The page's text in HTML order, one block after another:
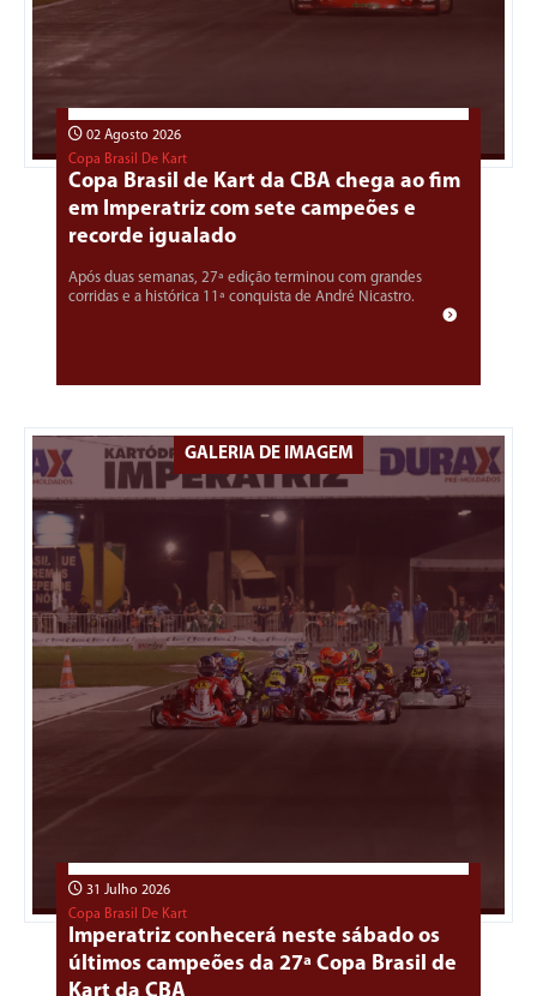
02 Agosto 2026
Copa Brasil De Kart
Copa Brasil de Kart da CBA chega ao fim
em Imperatriz com sete campeões e
recorde igualado
Após duas semanas, 27ª edição terminou com grandes
corridas e a histórica 11ª conquista de André Nicastro.
GALERIA DE IMAGEM
31 Julho 2026
Copa Brasil De Kart
Imperatriz conhecerá neste sábado os
últimos campeões da 27ª Copa Brasil de